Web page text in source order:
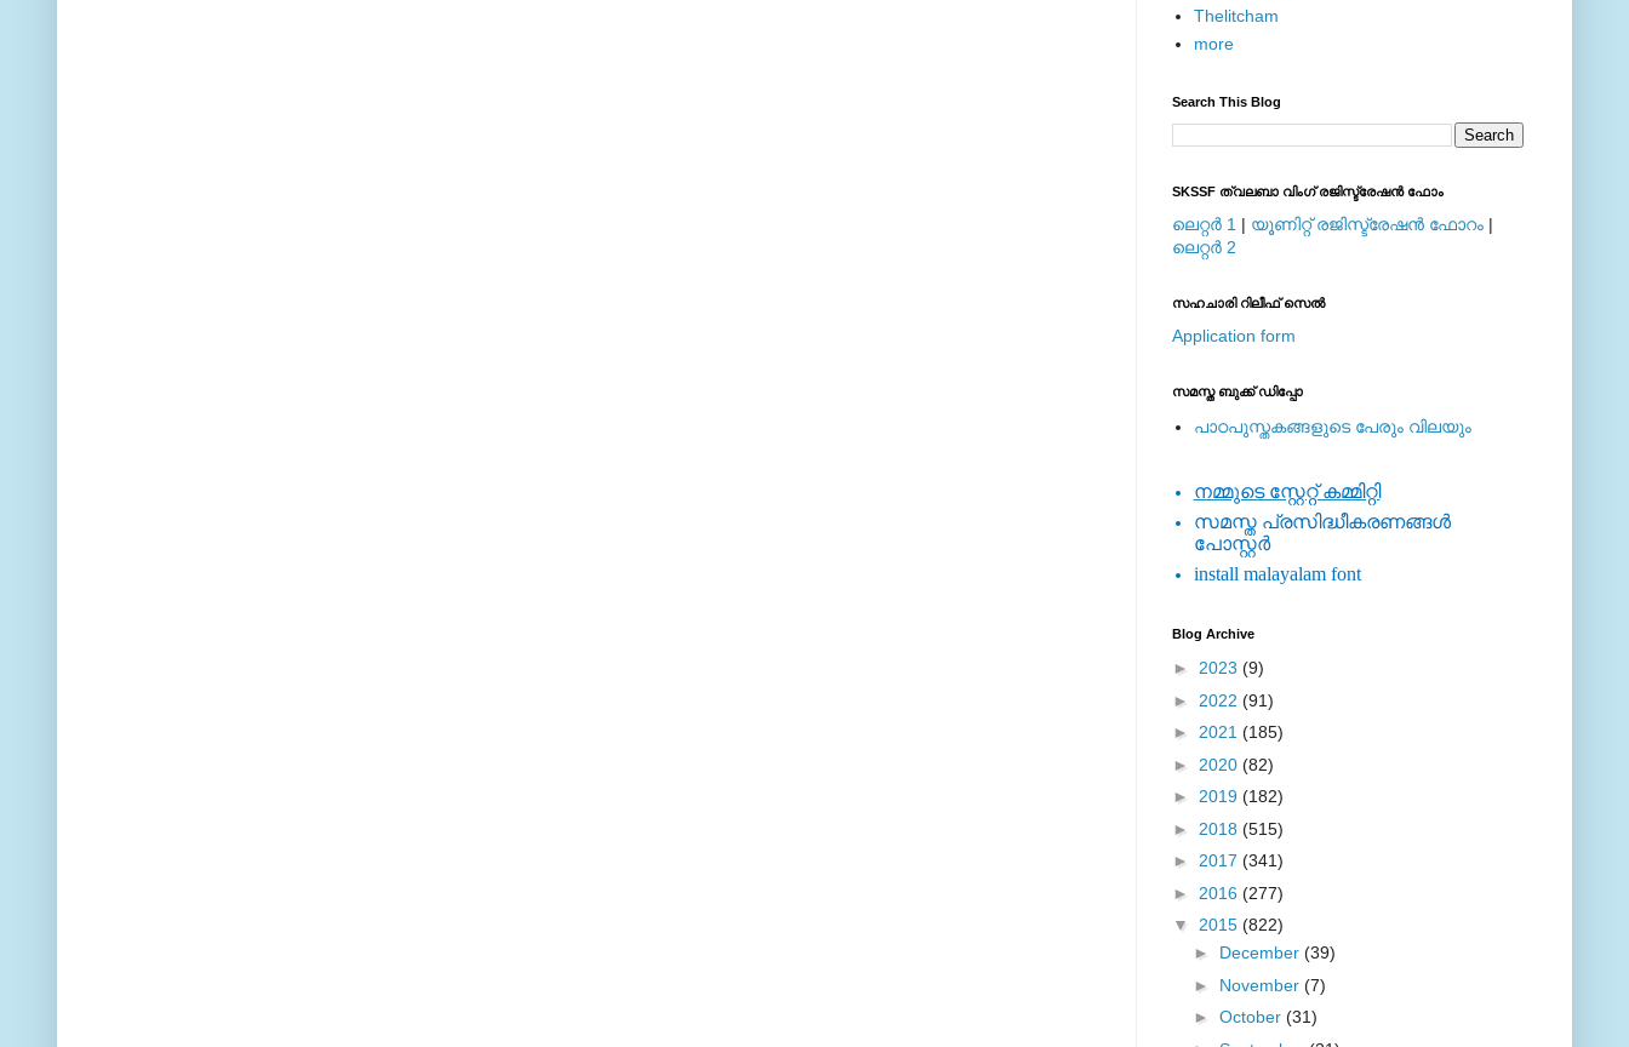
Thelitcham
more
Search This Blog
SKSSF ത്വലബാ വിംഗ് രജിസ്ട്രേഷന്‍ ഫോം
ലെറ്റര്‍ 1 | യൂണിറ്റ് രജിസ്ട്രേഷന്‍ ഫോറം |
ലെറ്റര്‍ 2
സഹചാരി റിലീഫ് സെല്‍
Application form
സമസ്ത ബുക്ക് ഡിപ്പോ
പാഠപുസ്തകങ്ങളുടെ പേരും വിലയും
നമ്മുടെ സ്റ്റേറ്റ് കമ്മിറ്റി
സമസ്ത പ്രസിദ്ധീകരണങ്ങള്‍
പോസ്റ്റര്‍
install malayalam font
Blog Archive
► 2023 (9)
► 2022 (91)
► 2021 (185)
► 2020 (82)
► 2019 (182)
► 2018 (515)
► 2017 (341)
► 2016 (277)
▼ 2015 (822)
► December (39)
► November (7)
► October (31)